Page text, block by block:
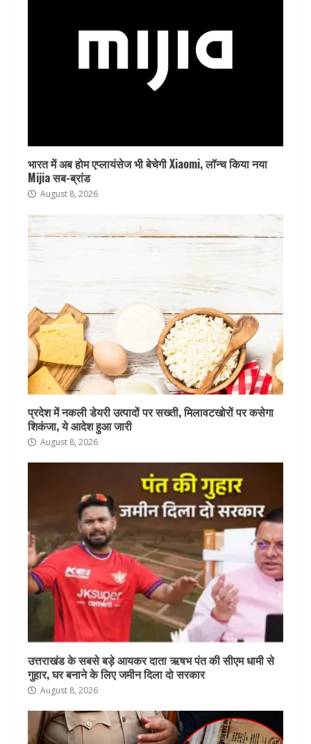
भारत में अब होम एप्लायंसेज भी बेचेगी Xiaomi, लॉन्च किया नया
Mijia सब-ब्रांड
August 8, 2026
प्रदेश में नकली डेयरी उत्पादों पर सख्ती, मिलावटखोरों पर कसेगा
शिकंजा, ये आदेश हुआ जारी
August 8, 2026
उत्तराखंड के सबसे बड़े आयकर दाता ऋषभ पंत की सीएम धामी से
गुहार, घर बनाने के लिए जमीन दिला दो सरकार
August 8, 2026